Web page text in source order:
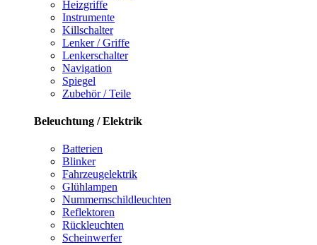
Heizgriffe
Instrumente
Killschalter
Lenker / Griffe
Lenkerschalter
Navigation
Spiegel
Zubehör / Teile
Beleuchtung / Elektrik
Batterien
Blinker
Fahrzeugelektrik
Glühlampen
Nummernschildleuchten
Reflektoren
Rückleuchten
Scheinwerfer